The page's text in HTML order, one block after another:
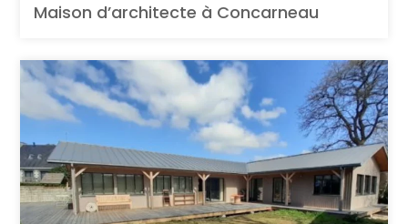
Maison d’architecte à Concarneau